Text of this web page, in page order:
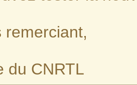
remerciant,
du CNRTL